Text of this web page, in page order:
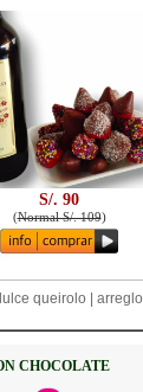
S/. 90
(Normal S/. 109)
queirolo |
CHOCOLATE